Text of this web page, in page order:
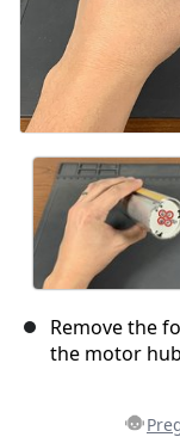
Remove the
the motor